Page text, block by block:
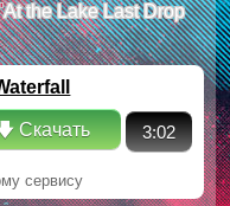
At the Lake Last Drop
Скачать 3:02
сервису